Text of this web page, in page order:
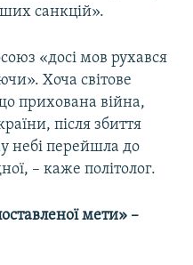
санкцій».
«досі мов рухався
Хоча світове
прихована війна,
після збиття
небі перейшла до
– каже політолог.
мети» –